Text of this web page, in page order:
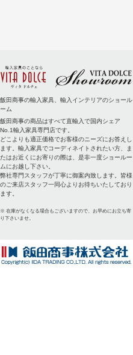
飯田商事の輸入家具、輸入インテリアのショール
ーム
飯田商事の商品はすべて直輸入で国内シェア
No.1輸入家具専門店です。
どこよりも適正価格でお客様のニーズにお答えし
ます。輸入家具でコーディネイトされたい方、ま
たはお近くにお寄りの際は、是非一度ショールー
ムにお越し下さい。
弊社専門スタッフが丁寧に御案内致します。皆様
のご来店スタッフ一同心よりお待ちいたしており
ます。
※ 在庫がなくなる場合もございますので、お早めにお立ち寄
り下さいませ。